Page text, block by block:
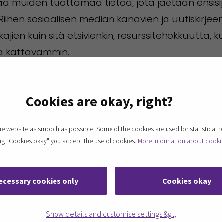
Cookies are okay, right?
website as smooth as possible. Some of the cookies are used for statistical
"Cookies okay" you accept the use of cookies. More information about
cookies only Cookies okay
Show details and customise settings &gt;
muiden tuottamaa tietoa, jota jaetaan
sosiaalisen median kanavien ja
kuin sitä etsivienkin,
kattavammin.
kaikkien resurssit ovat tehokkaammin
paremmin alueen yritysten ja
Riihi pyrkii luomaan Etelä-Pohjanmaan
oleelliset tekijät sekä herättelemään ja
Kaiken kaikkiaan Riihen tavoitteena on
Pohjanmaan kiertotaloussiirtymän
lupauksen toteutuminen siis edellyttää,